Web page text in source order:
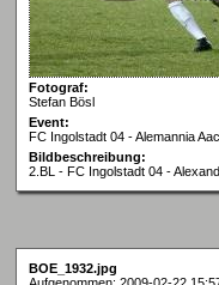
Fotograf:
Stefan Bösl
Event:
FC Ingolstadt 04 - Alemannia
Bildbeschreibung:
2.BL - FC Ingolstadt 04 -
BOE_1932.jpg